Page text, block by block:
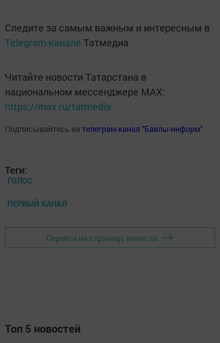
Следите за самым важным и интересным в
Telegram-канале Татмедиа
Читайте новости Татарстана в
национальном мессенджере MАХ:
https://max.ru/tatmedia
Подписывайтесь на телеграм-канал "Бавлы-информ"
Теги:
ГОЛОС
ПЕРВЫЙ КАНАЛ
Перейти на страницу новости
Топ 5 новостей